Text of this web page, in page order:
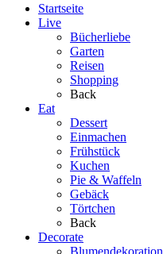
Startseite
Live
Bücherliebe
Garten
Reisen
Shopping
Back
Eat
Dessert
Einmachen
Frühstück
Kuchen
Pie & Waffeln
Gebäck
Törtchen
Back
Decorate
Blumendekoration